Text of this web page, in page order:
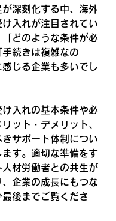
深刻化する中、 海外
け入れが注目されてい
どのような条件が必
続きは複雑なの
じる企業も多いでし
け入れの基本条件や必
ット・デメリット、
サポート体制 につい
す。適切な準備をす
材労働者との共生が
、企業の成長にもつな
後までご覧くださ